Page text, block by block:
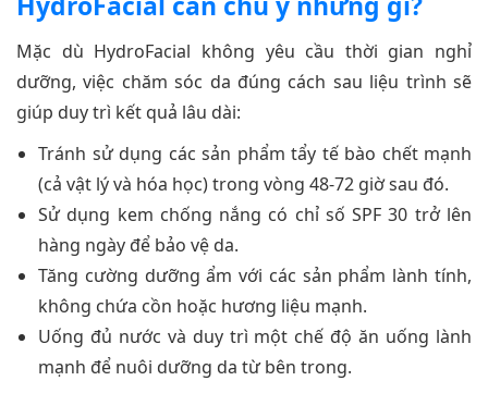
Mặc dù HydroFacial không yêu cầu thời gian nghỉ
dưỡng, việc chăm sóc da đúng cách sau liệu trình sẽ
giúp duy trì kết quả lâu dài:
Tránh sử dụng các sản phẩm tẩy tế bào chết mạnh
(cả vật lý và hóa học) trong vòng 48-72 giờ sau đó.
Sử dụng kem chống nắng có chỉ số SPF 30 trở lên
hàng ngày để bảo vệ da.
Tăng cường dưỡng ẩm với các sản phẩm lành tính,
không chứa cồn hoặc hương liệu mạnh.
Uống đủ nước và duy trì một chế độ ăn uống lành
mạnh để nuôi dưỡng da từ bên trong.